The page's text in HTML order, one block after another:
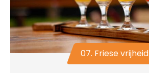
07. Friese vrijheid